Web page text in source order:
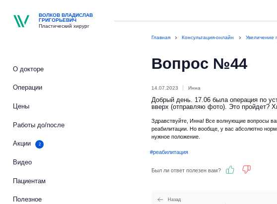
ВОЛКОВ ВЛАДИСЛАВ
ГРИГОРЬЕВИЧ
Пластический хирург
О докторе
Операции
Цены
Работы до/после
Акции 2
Видео
Пациентам
Полезное
Главная Консультация-онлайн Увеличение
Вопрос №44
14.07.2023 Инна
Добрый день. 17.06 была операция по
вверх (отправляю фото). Это пройдет?
Здравствуйте, Инна! Все волнующие вопросы
реабилитации. Но вообще, у вас абсолютно
нужное положение.
#реабилитация
Был ли ответ полезен вам?
Назад